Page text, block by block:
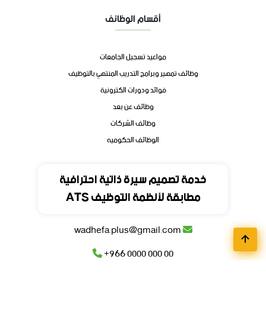
خدمة تصميم سيرة ذاتية احترافية
مطابقة لأنظمة التوظيف ATS
أقسام الوظائف
مواعيد تسجيل الجامعات
وظائف تمهير وبرامج التدريب المنتهي بالتوظيف
فوائد ودورات الكترونية
وظائف عن بعد
وظائف الشركات
الوظائف الحكوميه
المملكة العربية السعودية
+966 0000 000 00